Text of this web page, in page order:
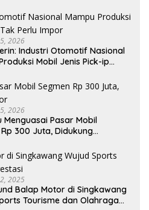
2026
Industri Otomotif Nasional
Mobil Jenis Pick-ip
2026
Menguasai Pasar Mobil
300 Juta, Didukung
2025
Balap Motor di Singkawang
Tourisme dan Olahraga